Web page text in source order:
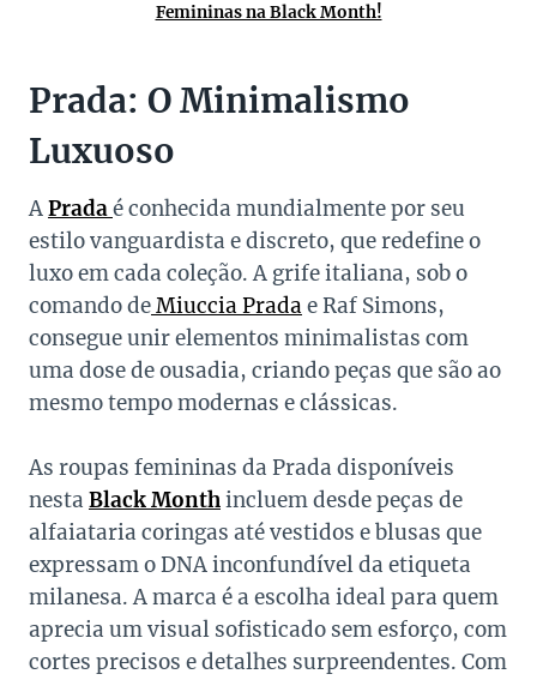
Femininas na Black Month!
Prada: O Minimalismo
Luxuoso
APradaé conhecida mundialmente por seu
estilo vanguardista e discreto, que redefine o
luxo em cada coleção. A grife italiana, sob o
comando deMiuccia Prada e Raf Simons,
consegue unir elementos minimalistas com
uma dose de ousadia, criando peças que são ao
mesmo tempo modernas e clássicas.
As roupas femininas da Prada disponíveis
nesta Black Monthincluem desde peças de
alfaiataria coringas até vestidos e blusas que
expressam o DNA inconfundível da etiqueta
milanesa. A marca é a escolha ideal para quem
aprecia um visual sofisticado sem esforço, com
cortes precisos e detalhes surpreendentes. Com